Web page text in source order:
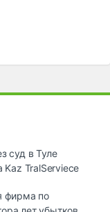
суд в Туле
Kaz TralServiece
фирма по